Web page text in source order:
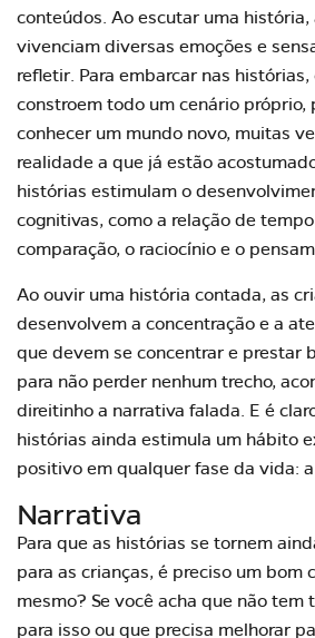
conteúdos. Ao escutar uma história,
vivenciam diversas emoções e
refletir. Para embarcar nas histórias,
constroem todo um cenário próprio,
conhecer um mundo novo, muitas
realidade a que já estão
histórias estimulam o
cognitivas, como a relação de
comparação, o raciocínio e o
Ao ouvir uma história contada, as
desenvolvem a concentração e a
que devem se concentrar e prestar
para não perder nenhum trecho,
direitinho a narrativa falada. E é
histórias ainda estimula um hábito
positivo em qualquer fase da vida: a
Narrativa
Para que as histórias se tornem
para as crianças, é preciso um bom
mesmo? Se você acha que não tem
para isso ou que precisa melhorar